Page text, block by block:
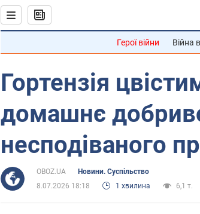
Герої війни Війна
Гортензія
домашнє
несподіваного
OBOZ.UA
Новини. Суспільство
8.07.2026 18:18
1 хвилина 6,1 т.